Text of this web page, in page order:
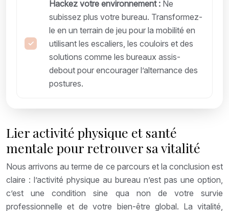
Hackez votre environnement : Ne
subissez plus votre bureau. Transformez-
le en un terrain de jeu pour la mobilité en
utilisant les escaliers, les couloirs et des
solutions comme les bureaux assis-
debout pour encourager l’alternance des
postures.
Lier activité physique et santé
mentale pour retrouver sa vitalité
Nous arrivons au terme de ce parcours et la conclusion est
claire : l’activité physique au bureau n’est pas une option,
c’est une condition sine qua non de votre survie
professionnelle et de votre bien-être global. La vitalité,